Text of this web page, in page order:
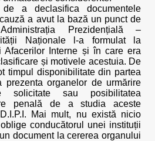
de a declasifica documentele
a avut la bază un punct de
Prezidențială –
Naționale l-a formulat la
Afacerilor Interne și în care era
și motivele acestuia. De
timpul disponibilitate din partea
prezenta organelor de urmărire
solicitate sau posibilitatea
penală de a studia aceste
Mai mult, nu există nicio
conducătorul unei instituții
document la cererea organului